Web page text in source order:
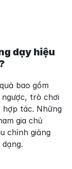
dạy hiệu
bao gồm
trò chơi
hợp tác. Những
gia chủ
chỉnh giảng